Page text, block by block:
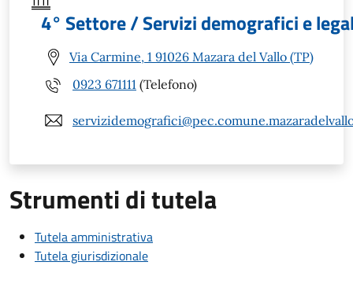
4° Settore / Servizi demografici e
Via Carmine, 1 91026 Mazara del Vallo (TP)
0923 671111 (Telefono)
Strumenti di tutela
Tutela amministrativa
Tutela giurisdizionale